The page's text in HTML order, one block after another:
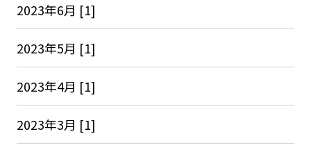
2023年6月 [1]
2023年5月 [1]
2023年4月 [1]
2023年3月 [1]